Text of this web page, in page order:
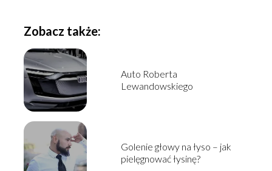
Zobacz także:
Auto Roberta
Lewandowskiego
Golenie głowy na łyso – jak
pielęgnować łysinę?